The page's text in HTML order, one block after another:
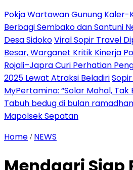
Pokja Wartawan Gunung Kaler-
Berbagi Sembako dan Santuni
Desa SidokoViral Sopir Travel
Besar, Warganet Kritik Kinerja
Rojali–Japra Curi Perhatian
2025 Lewat Atraksi Beladiri
MyPertamina: “Solar Mahal, Tak
Tabuh bedug di bulan
Mapolsek Sepatan
Home / NEWS